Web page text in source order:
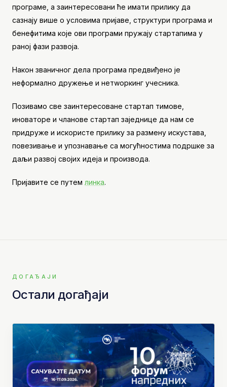
програме, а заинтересовани ће имати прилику да
сазнају више о условима пријаве, структури програма и
бенефитима које ови програми пружају стартапима у
раној фази развоја.
Након званичног дела програма предвиђено је
неформално дружење и нетwоркинг учесника.
Позивамо све заинтересоване стартап тимове,
иноваторе и чланове стартап заједнице да нам се
придруже и искористе прилику за размену искустава,
повезивање и упознавање са могућностима подршке за
даљи развој својих идеја и производа.
Пријавите се путем линка.
ДОГАЂАЈИ
Остали догађаји